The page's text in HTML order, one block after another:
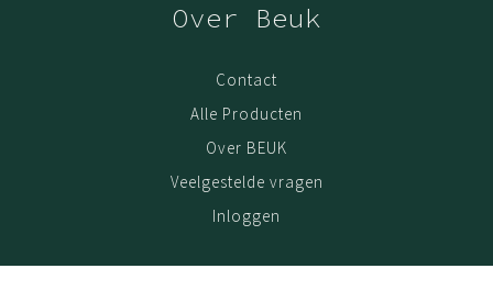
Over Beuk
Contact
Alle Producten
Over BEUK
Veelgestelde vragen
Inloggen